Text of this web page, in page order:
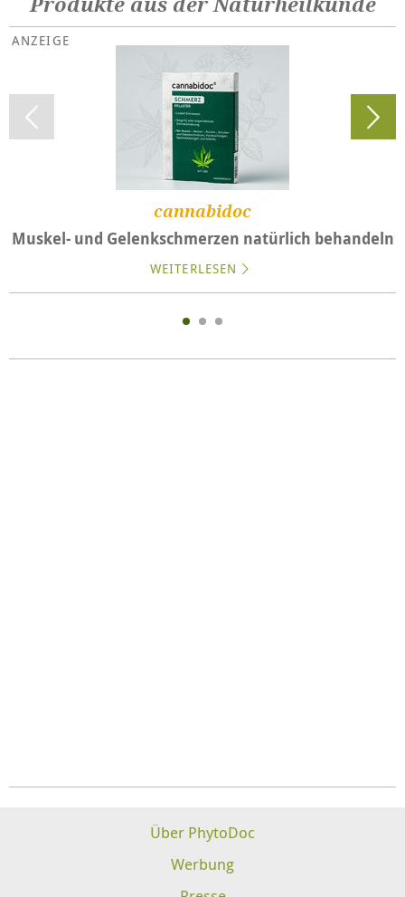
Produkte aus der Naturheilkunde
cannabidoc
Muskel- und Gelenkschmerzen natürlich behandeln
WEITERLESEN
Über PhytoDoc
Werbung